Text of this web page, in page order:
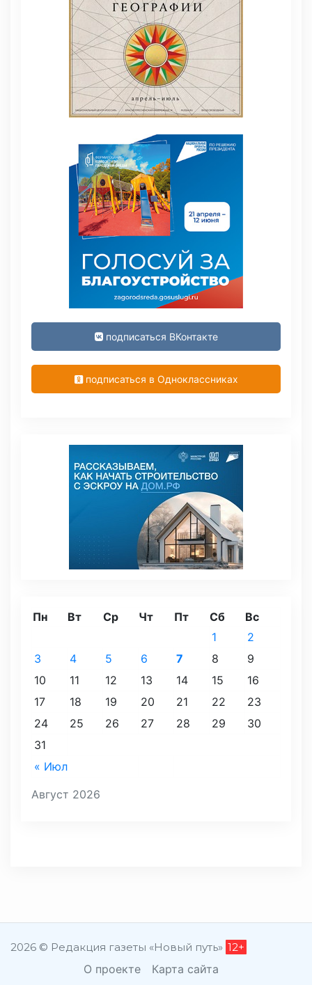
подписаться ВКонтакте
подписаться в Одноклассниках
Август 2026
Пн Вт Ср Чт Пт Сб Вс
« Июл
1
2
3
4 5 6 7 8
9
10
11 12 13 14 15
16
17
18 19 20 21 22
23
24
25 26 27 28 29
30
31
2026 © Редакция газеты «Новый путь» 12+
О проекте Карта сайта